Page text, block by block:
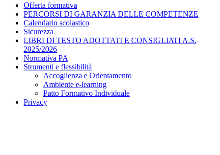
Offerta formativa
PERCORSI DI GARANZIA DELLE COMPETENZE
Calendario scolastico
Sicurezza
LIBRI DI TESTO ADOTTATI E CONSIGLIATI A.S.
2025/2026
Normativa PA
Strumenti e flessibilità
Accoglienza e Orientamento
Ambiente e-learning
Patto Formativo Individuale
Privacy